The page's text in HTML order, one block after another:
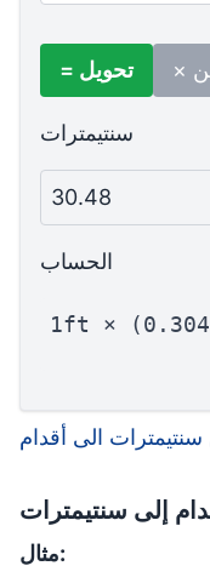
= تحويل
سنتيمترات
30.48
الحساب
1ft ×
الى أقدام
إلى سنتيمترات
مثال: